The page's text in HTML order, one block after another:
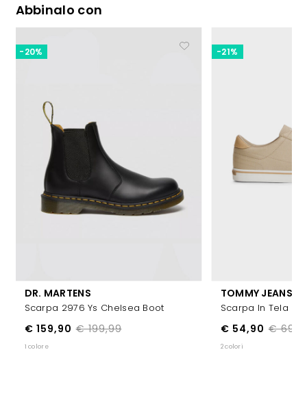
Abbinalo con
DR. MARTENS
Scarpa 2976 Ys Chelsea Boot
€ 199,99
€ 159,90
-20%
1 colore
TOMMY JEANS
Scarpa In Tela
€
€ 54,90
-21%
2 colori